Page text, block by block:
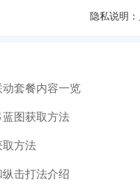
隐私说明：
动套餐内容一览
蓝图获取方法
取方法
纵击打法介绍